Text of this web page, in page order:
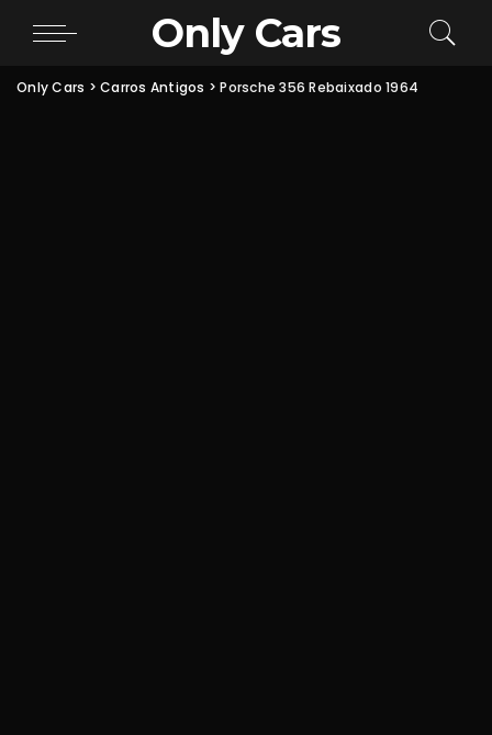
Only Cars
Only Cars >Carros Antigos >Porsche 356 Rebaixado 1964